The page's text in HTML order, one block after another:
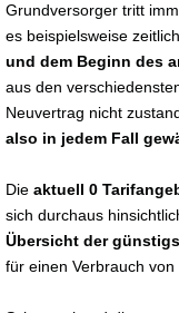
Grundversorger tritt
es beispielsweise
und dem Beginn des
aus den
Neuvertrag nicht
also in jedem Fall
Die aktuell 0
sich durchaus
Übersicht der
für einen Verbrauch